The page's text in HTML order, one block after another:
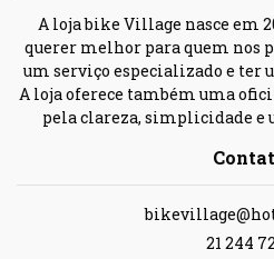
A loja bike Village nasce em
querer melhor para quem nos
um serviço especializado e ter
A loja oferece também uma
pela clareza, simplicidade e
21 244